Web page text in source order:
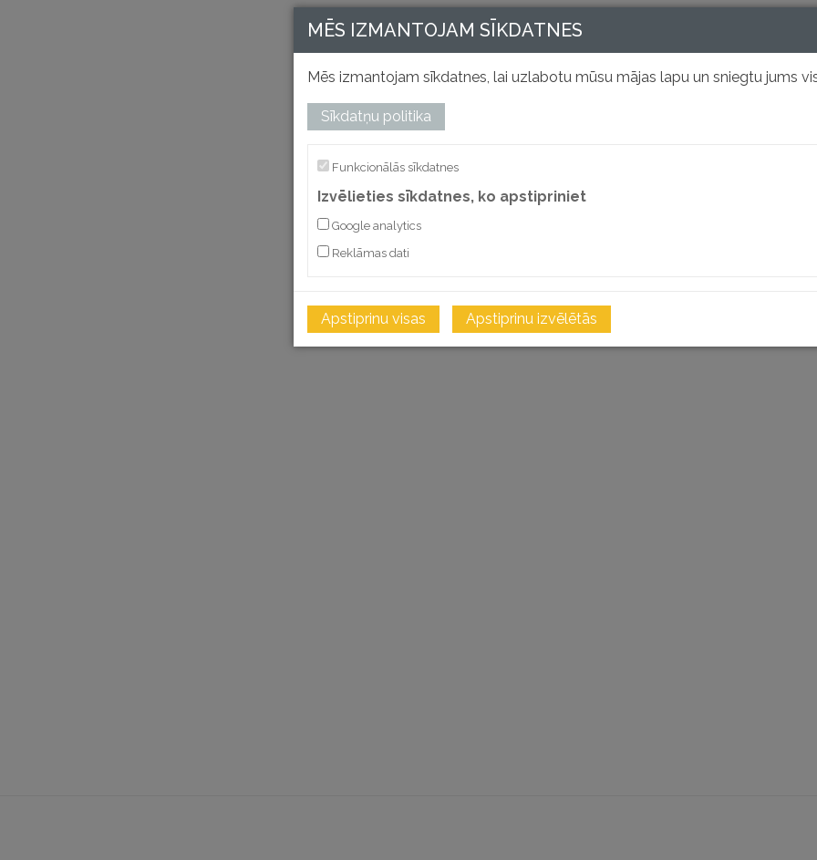
MĒS IZMANTOJAM SĪKDATNES
Mēs izmantojam sīkdatnes, lai uzlabotu mūsu mājas lapu un sniegtu jums
Sīkdatņu politika
Funkcionālās sīkdatnes
Izvēlieties sīkdatnes, ko apstipriniet
Google analytics
Reklāmas dati
Apstiprinu visas Apstiprinu izvēlētās